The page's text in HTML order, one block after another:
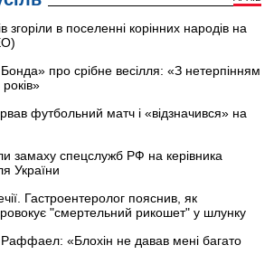
згоріли в поселенні корінних народів на
про срібне весілля: «З нетерпінням
футбольний матч і «відзначився» на
замаху спецслужб РФ на керівника
України
Гастроентеролог пояснив, як
"смертельний рикошет" у шлунку
«Блохін не давав мені багато